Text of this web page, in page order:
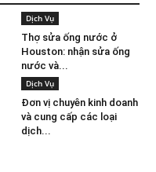
Dịch Vụ
Thợ sửa ống nước ở
Houston: nhận sửa ống
nước và...
Dịch Vụ
Đơn vị chuyên kinh doanh
và cung cấp các loại
dịch...